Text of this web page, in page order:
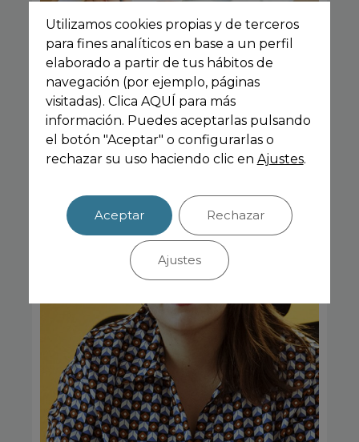
Carmela Porquet
Psicóloga General Sanitaria
Utilizamos cookies propias y de terceros
para fines analíticos en base a un perfil
elaborado a partir de tus hábitos de
navegación (por ejemplo, páginas
visitadas). Clica AQUÍ para más
información. Puedes aceptarlas pulsando
el botón "Aceptar" o configurarlas o
rechazar su uso haciendo clic en Ajustes.
Aceptar Rechazar
Ajustes